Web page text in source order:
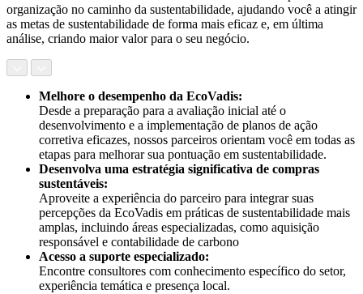
organização no caminho da sustentabilidade, ajudando você a atingir
as metas de sustentabilidade de forma mais eficaz e, em última
análise, criando maior valor para o seu negócio.
Melhore o desempenho da EcoVadis:
Desde a preparação para a avaliação inicial até o
desenvolvimento e a implementação de planos de ação
corretiva eficazes, nossos parceiros orientam você em todas as
etapas para melhorar sua pontuação em sustentabilidade.
Desenvolva uma estratégia significativa de compras
sustentáveis:
Aproveite a experiência do parceiro para integrar suas
percepções da EcoVadis em práticas de sustentabilidade mais
amplas, incluindo áreas especializadas, como aquisição
responsável e contabilidade de carbono
Acesso a suporte especializado:
Encontre consultores com conhecimento específico do setor,
experiência temática e presença local.